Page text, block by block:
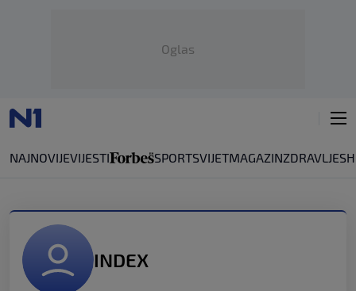
Oglas
NAJNOVIJEVIJESTI SPORTSVIJETMAGAZINZDRAVLJE
INDEX